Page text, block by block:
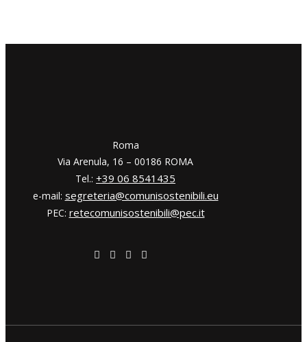
​​Roma
Via Arenula, 16 – 00186 ROMA
Tel.: +39 06 8541435
e-mail: segreteria@comunisostenibili.eu
PEC: retecomunisostenibili@pec.it